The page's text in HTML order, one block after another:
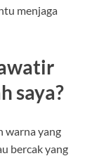
menjaga
saya?
warna yang
bercak yang